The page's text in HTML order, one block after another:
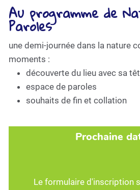
Au programme de
Paroles
une demi-journée dans la nature
moments :
découverte du lieu avec sa
espace de paroles
souhaits de fin et collation
Prochaine
Le formulaire d'inscription